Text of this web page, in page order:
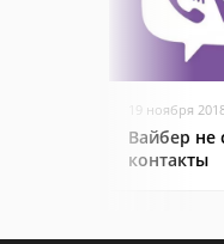
19 ноября
Вайбер не
контакты